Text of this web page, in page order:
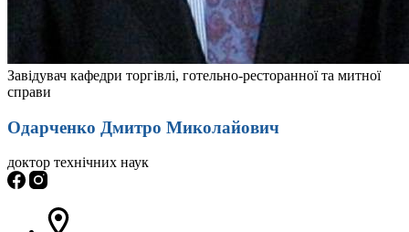
Завідувач кафедри торгівлі, готельно-ресторанної та митної
справи
Одарченко Дмитро Миколайович
доктор технічних наук